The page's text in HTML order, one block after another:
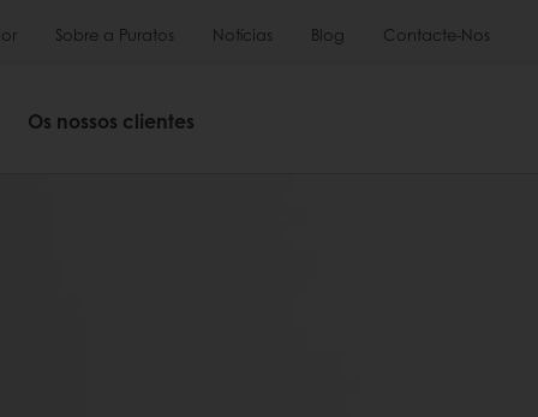
Sobre a Puratos Notícias Blog Contacte-Nos
Os nossos clientes